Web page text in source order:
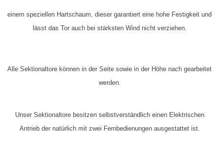
einem speziellen Hartschaum, dieser garantiert eine hohe Festigkeit und
lässt das Tor auch bei stärksten Wind nicht verziehen.
Alle Sektionaltore können in der Seite sowie in der Höhe nach gearbeitet
werden.
Unser Sektionaltore besitzen selbstverständlich einen Elektrischen
Antrieb der natürlich mit zwei Fernbedienungen ausgestattet ist.